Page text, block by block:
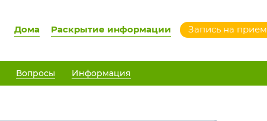
Дома Раскрытие информации Запись на прием
Вопросы Информация